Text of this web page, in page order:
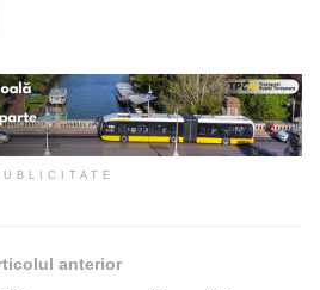
anterior